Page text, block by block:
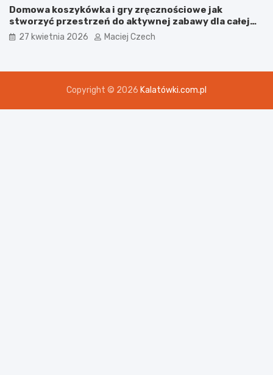
Domowa koszykówka i gry zręcznościowe jak
stworzyć przestrzeń do aktywnej zabawy dla całej
rodziny
27 kwietnia 2026 Maciej Czech
Copyright © 2026 Kalatówki.com.pl